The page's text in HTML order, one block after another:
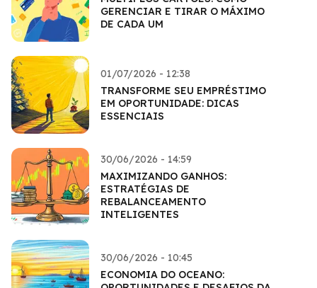
GERENCIAR E TIRAR O MÁXIMO
DE CADA UM
01/07/2026 - 12:38
TRANSFORME SEU EMPRÉSTIMO
EM OPORTUNIDADE: DICAS
ESSENCIAIS
30/06/2026 - 14:59
MAXIMIZANDO GANHOS:
ESTRATÉGIAS DE
REBALANCEAMENTO
INTELIGENTES
30/06/2026 - 10:45
ECONOMIA DO OCEANO: